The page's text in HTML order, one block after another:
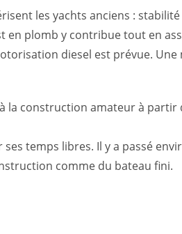
les yachts anciens :
plomb y contribue tout en
diesel est prévue.
construction amateur à partir
temps libres. Il y a passé
comme du bateau fini.